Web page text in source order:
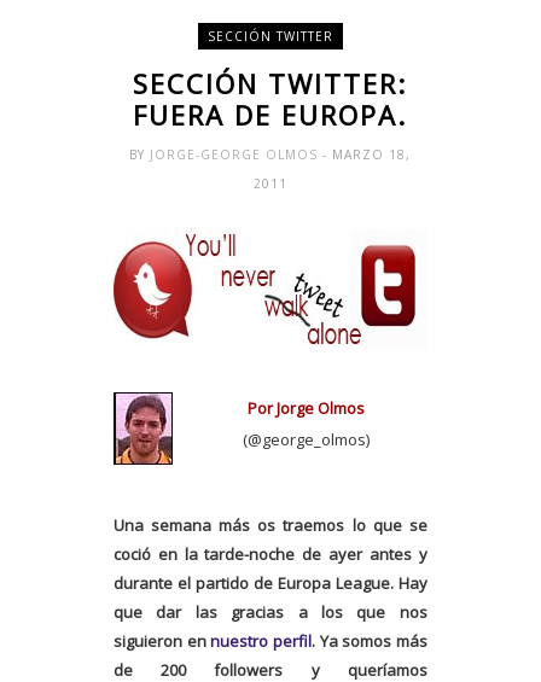
SECCIÓN TWITTER
SECCIÓN TWITTER:
FUERA DE EUROPA.
BY JORGE-GEORGE OLMOS- MARZO 18,
2011
Por Jorge Olmos
(@george_olmos)
Una semana más os traemos lo que se
coció en la tarde-noche de ayer antes y
durante el partido de Europa League. Hay
que dar las gracias a los que nos
siguieron ennuestro perfil. Ya somos más
de 200 followers y queríamos